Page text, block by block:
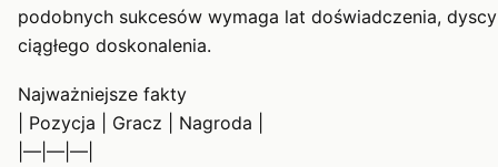
podobnych sukcesów wymaga lat doświadczenia,
ciągłego doskonalenia.
Najważniejsze fakty
| Pozycja | Gracz | Nagroda |
|—|—|—|